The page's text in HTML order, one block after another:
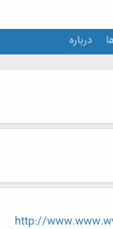
درباره
http://